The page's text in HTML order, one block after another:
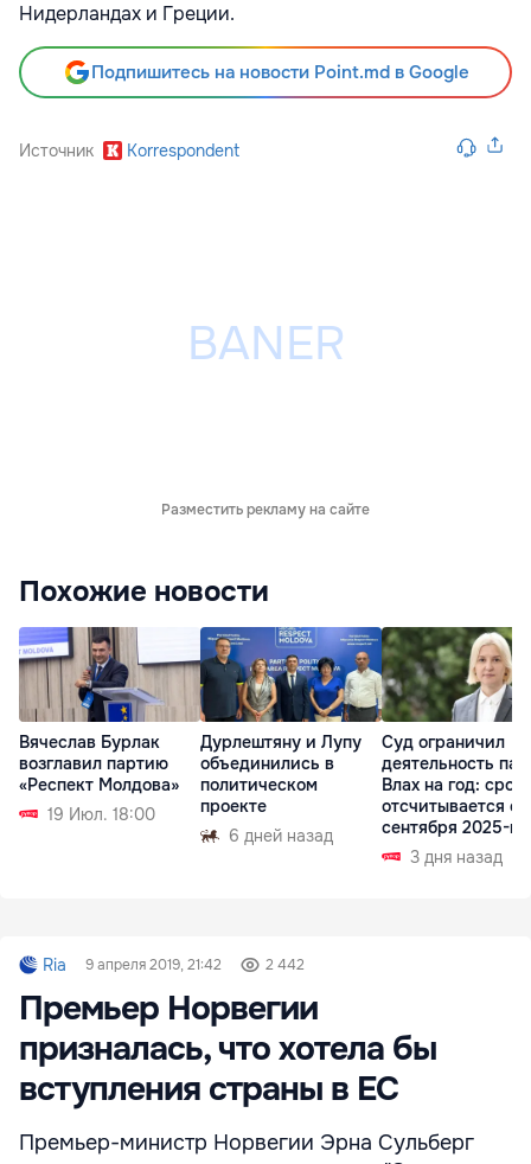
Нидерландах и Греции.
Подпишитесь на новости Point.md в Google
Источник Korrespondent
Разместить рекламу на сайте
Похожие новости
Вячеслав Бурлак
возглавил партию
«Респект Молдова»
19 Июл. 18:00
Дурлештяну и Лупу
объединились в
политическом
проекте
6 дней назад
Суд ограничил
деятельность
Влах на год: срок
отсчитывается с
сентября 2025-го
3 дня назад
Ria 9 апреля 2019, 21:42 2 442
Премьер Норвегии
призналась, что хотела бы
вступления страны в ЕС
Премьер-министр Норвегии Эрна Сульберг